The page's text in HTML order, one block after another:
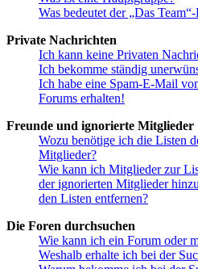
Was bedeutet der „Das
Private Nachrichten
Ich kann keine Privaten
Ich bekomme ständig
Ich habe eine Spam-E-Mail
Forums erhalten!
Freunde und ignorierte Mitglieder
Wozu benötige ich die Listen
Mitglieder?
Wie kann ich Mitglieder zur
der ignorierten Mitglieder
den Listen entfernen?
Die Foren durchsuchen
Wie kann ich ein Forum oder
Weshalb erhalte ich bei der